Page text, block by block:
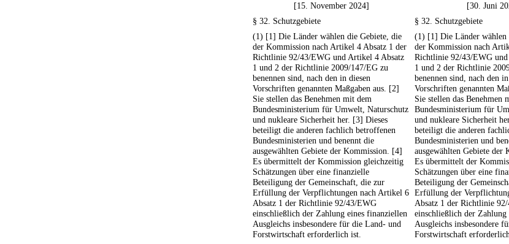
[15. November 2024]
[30. Juni
§ 32. Schutzgebiete
§ 32. Schutzgebiete
(1) [1] Die Länder wählen die Gebiete, die
der Kommission nach Artikel 4 Absatz 1 der
Richtlinie 92/43/EWG und Artikel 4 Absatz
1 und 2 der Richtlinie 2009/147/EG zu
benennen sind, nach den in diesen
Vorschriften genannten Maßgaben aus. [2]
Sie stellen das Benehmen mit dem
Bundesministerium für Umwelt, Naturschutz
und nukleare Sicherheit her. [3] Dieses
beteiligt die anderen fachlich betroffenen
Bundesministerien und benennt die
ausgewählten Gebiete der Kommission. [4]
Es übermittelt der Kommission gleichzeitig
Schätzungen über eine finanzielle
Beteiligung der Gemeinschaft, die zur
Erfüllung der Verpflichtungen nach Artikel 6
Absatz 1 der Richtlinie 92/43/EWG
einschließlich der Zahlung eines finanziellen
Ausgleichs insbesondere für die Land- und
Forstwirtschaft erforderlich ist.
(1) [1] Die Länder wählen
der Kommission nach
Richtlinie 92/43/EWG
1 und 2 der Richtlinie
benennen sind, nach den
Vorschriften genannten
Sie stellen das Benehmen
Bundesministerium für
und nukleare Sicherheit
beteiligt die anderen
Bundesministerien und
ausgewählten Gebiete der
Es übermittelt der
Schätzungen über eine
Beteiligung der
Erfüllung der
Absatz 1 der Richtlinie
einschließlich der
Ausgleichs insbesondere
Forstwirtschaft